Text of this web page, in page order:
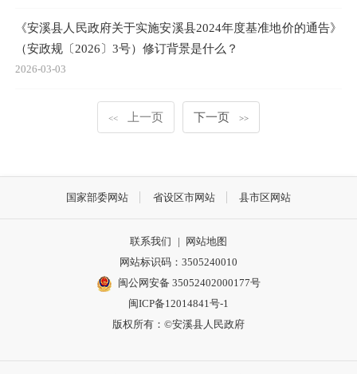
《安溪县人民政府关于实施安溪县2024年度基准地价的通告》
（安政规〔2026〕3号）修订背景是什么？
2026-03-03
<< 上一页 下一页 >>
国家部委网站 省设区市网站 县市区网站
联系我们 |
网站地图
网站标识码：3505240010
闽公网安备 35052402000177号
闽ICP备12014841号-1
版权所有：©安溪县人民政府